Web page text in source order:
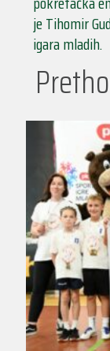
je Tihomir
igara mladih.